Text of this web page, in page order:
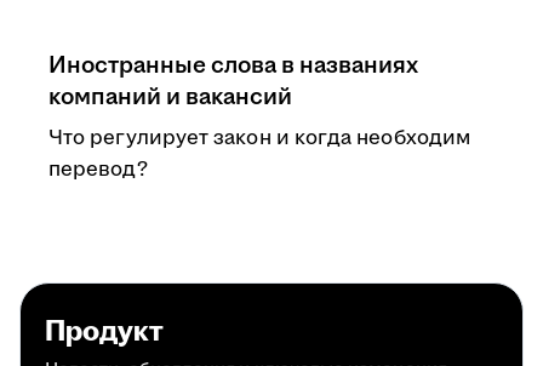
Иностранные слова в названиях
компаний и вакансий
Что регулирует закон и когда необходим
перевод?
Продукт